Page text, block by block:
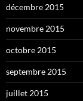
décembre 2015
novembre 2015
octobre 2015
septembre 2015
juillet 2015